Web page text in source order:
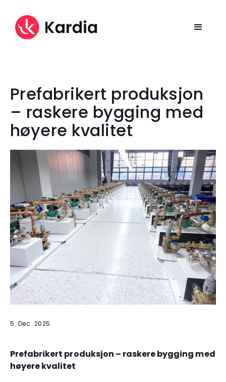
Prefabrikert produksjon
– raskere bygging med
høyere kvalitet
5. Dec. 2025
Prefabrikert produksjon – raskere bygging med
høyere kvalitet